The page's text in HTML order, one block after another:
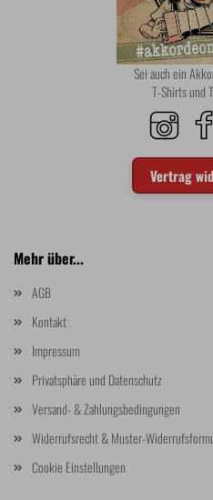
Sei auch ein
T-Shirts und
Vertrag
Mehr über...
AGB
Kontakt
Impressum
Privatsphäre und Datenschutz
Versand- & Zahlungsbedingungen
Widerrufsrecht & Muster-
Cookie Einstellungen